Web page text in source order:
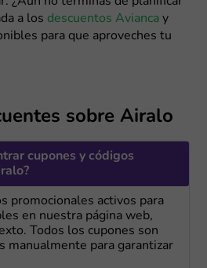
a los descuentos Avianca y
para que aproveches tu
sobre Airalo
cupones y códigos
promocionales activos para
en nuestra página web,
Todos los cupones son
manualmente para garantizar